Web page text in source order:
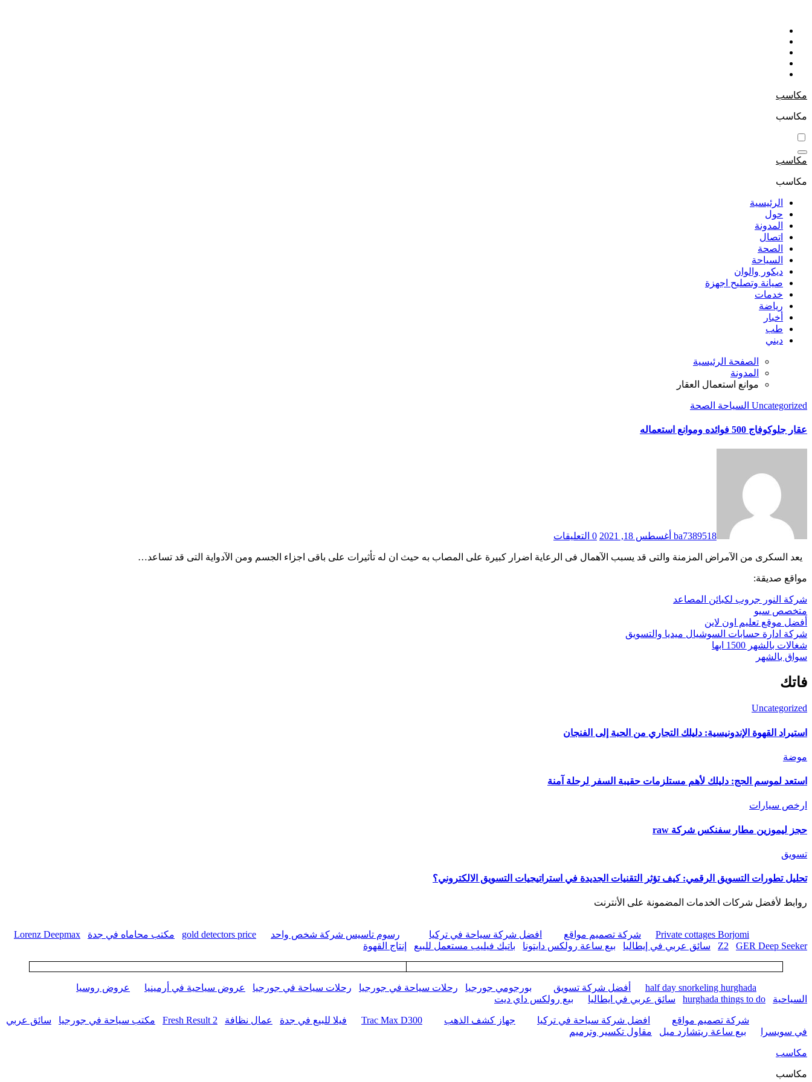
التجاوز
المحتوى
مكاسب
مكاسب
مكاسب
مكاسب
الرئيسية
حول
المدونة
اتصال
الصحة
السياحة
ديكور والوان
صيانة وتصليح اجهزة
خدمات
رياضة
أخبار
طب
ديني
الصفحة الرئيسية
المدونة
موانع استعمال العقار
Uncategorized السياحة الصحة
عقار جلوكوفاج 500 فوائده وموانع استعماله
ba7389518 أغسطس 18, 2021 0 التعليقات
يعد السكرى من الآمراض المزمنة والتى قد يسبب الآهمال فى الرعاية اضرار كبيرة على المصاب به حيث ان له تأثيرات على باقى اجزاء الجسم ومن الآدواية التى قد تساعد…
مواقع صديقة:
شركة النور جروب لكبائن المصاعد
متخصص سيو
أفضل موقع تعليم اون لاين
شركة ادارة حسابات السوشيال ميديا والتسويق
شغالات بالشهر 1500 ابها
سواق بالشهر
فاتك
Uncategorized
استيراد القهوة الإندونيسية: دليلك التجاري من الحبة إلى الفنجان
موضة
استعد لموسم الحج: دليلك لأهم مستلزمات حقيبة السفر لرحلة آمنة
ارخص سيارات
حجز ليموزين مطار سفنكس شركة raw
تسويق
تحليل تطورات التسويق الرقمي: كيف تؤثر التقنيات الجديدة في استراتيجيات التسويق الالكتروني؟
روابط لأفضل شركات الخدمات المضمونة على الأنترنت
Private cottages Borjomi شركة تصميم مواقع افضل شركة سياحة في تركيا رسوم تاسيس شركة شخص واحد gold detectors price مكتب محاماه في جدة
Lorenz Deepmax
Z2
GER Deep Seeker سائق عربي في إيطاليا بيع ساعة رولكس دايتونا باتيك فيليب مستعمل للبيع إنتاج القهوة
half day snorkeling hurghada أفضل شركة تسويق بورجومي جورجيا رحلات سياحة في جورجيا رحلات سياحة في جورجيا عروض سياحية في أرمينيا
عروض روسيا
السياحية
hurghada things to do سائق عربي في ايطاليا بيع رولكس داي ديت
شركة تصميم مواقع افضل شركة سياحة في تركيا جهاز كشف الذهب Trac Max D300 فيلا للبيع في جدة عمال نظافة Fresh Result 2 مكتب سياحة في جورجيا
سائق عربي
في سويسرا
بيع ساعة ريتشارد ميل مقاول تكسير وترميم
مكاسب
مكاسب